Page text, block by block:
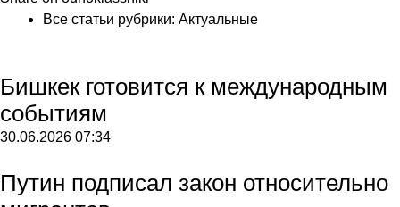
Все статьи рубрики: Актуальные
Бишкек готовится к международным
событиям
30.06.2026 07:34
Путин подписал закон относительно